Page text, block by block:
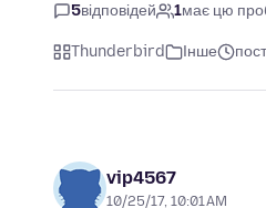
5відповідей 1має цю
Thunderbird Інше
vip4567
10/25/17, 10:01 AM